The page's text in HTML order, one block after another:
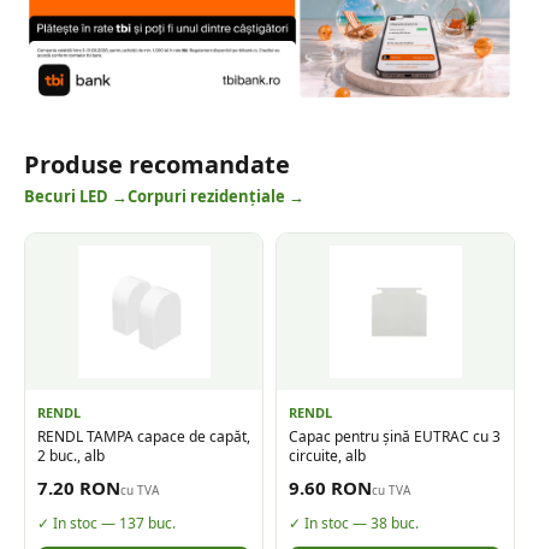
Produse recomandate
Becuri LED →Corpuri rezidențiale →
RENDL
RENDL TAMPA capace de capăt,
2 buc., alb
7.20 RONcu TVA
✓ In stoc — 137 buc.
RENDL
Capac pentru șină EUTRAC cu 3
circuite, alb
9.60 RONcu TVA
✓ In stoc —38 buc.